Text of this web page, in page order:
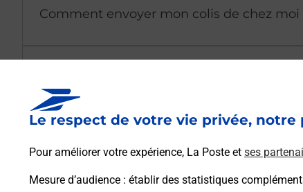
Le respect de votre vie privée, notre
Pour améliorer votre expérience, La Poste et ses
Mesure d’audience : établir des statistiques
Comment envoyer mon colis de chez moi
Comment demander une modification de
Comment La Poste participe-t-elle à